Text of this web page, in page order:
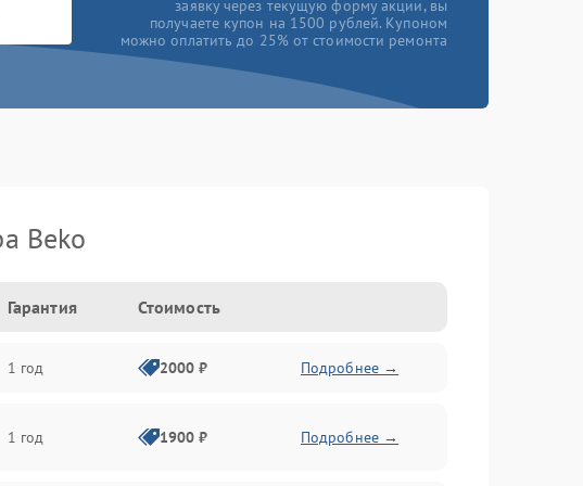
заявку через текущую форму акции, вы
получаете купон на 1500 рублей. Купоном
можно оплатить до 25% от стоимости ремонта
Beko
Гарантия Стоимость
1 год 2000 ₽ Подробнее →
1 год 1900 ₽ Подробнее →